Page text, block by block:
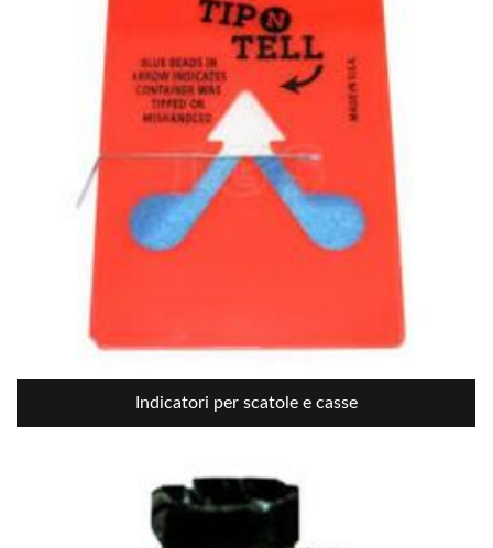
Indicatori per scatole e casse